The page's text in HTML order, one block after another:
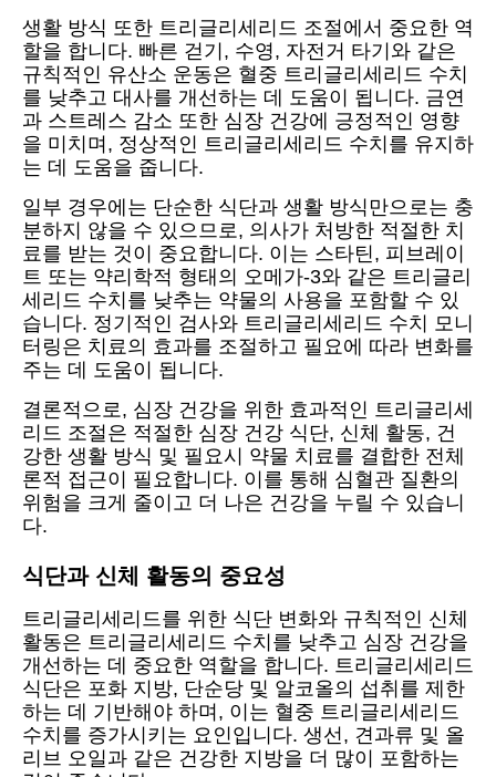
생활 방식 또한 트리글리세리드 조절에서 중요한 역
할을 합니다. 빠른 걷기, 수영, 자전거 타기와 같은
규칙적인 유산소 운동은 혈중 트리글리세리드 수치
를 낮추고 대사를 개선하는 데 도움이 됩니다. 금연
과 스트레스 감소 또한 심장 건강에 긍정적인 영향
을 미치며, 정상적인 트리글리세리드 수치를 유지하
는 데 도움을 줍니다.
일부 경우에는 단순한 식단과 생활 방식만으로는 충
분하지 않을 수 있으므로, 의사가 처방한 적절한 치
료를 받는 것이 중요합니다. 이는 스타틴, 피브레이
트 또는 약리학적 형태의 오메가-3와 같은 트리글리
세리드 수치를 낮추는 약물의 사용을 포함할 수 있
습니다. 정기적인 검사와 트리글리세리드 수치 모니
터링은 치료의 효과를 조절하고 필요에 따라 변화를
주는 데 도움이 됩니다.
결론적으로, 심장 건강을 위한 효과적인 트리글리세
리드 조절은 적절한 심장 건강 식단, 신체 활동, 건
강한 생활 방식 및 필요시 약물 치료를 결합한 전체
론적 접근이 필요합니다. 이를 통해 심혈관 질환의
위험을 크게 줄이고 더 나은 건강을 누릴 수 있습니
다.
식단과 신체 활동의 중요성
트리글리세리드를 위한 식단 변화와 규칙적인 신체
활동은 트리글리세리드 수치를 낮추고 심장 건강을
개선하는 데 중요한 역할을 합니다. 트리글리세리드
식단은 포화 지방, 단순당 및 알코올의 섭취를 제한
하는 데 기반해야 하며, 이는 혈중 트리글리세리드
수치를 증가시키는 요인입니다. 생선, 견과류 및 올
리브 오일과 같은 건강한 지방을 더 많이 포함하는